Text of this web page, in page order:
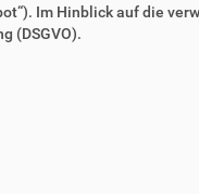
Im Hinblick auf die
(DSGVO).